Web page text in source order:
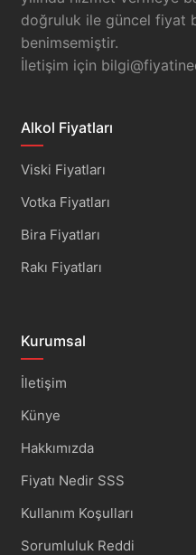
doğruluk ile güncel fiyat
benimsemiştir.
İletişim için
Alkol Fiyatları
Viski Fiyatları
Votka Fiyatları
Bira Fiyatları
Rakı Fiyatları
Kurumsal
İletişim
Künye
Hakkımızda
Fiyatı Nedir SSS
Kullanım Koşulları
Sorumluluk Reddi